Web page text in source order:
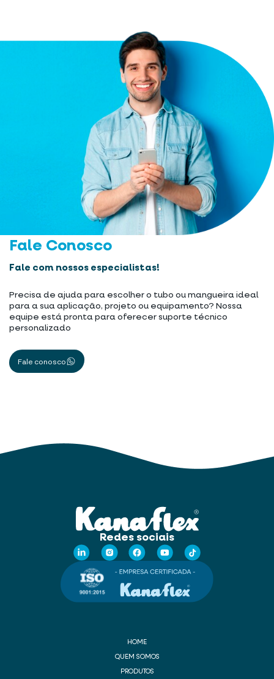
Fale Conosco
Fale com nossos especialistas!
Precisa de ajuda para escolher o tubo ou mangueira ideal
para a sua aplicação, projeto ou equipamento? Nossa
equipe está pronta para oferecer suporte técnico
personalizado
Fale conosco
Redes sociais
HOME
QUEM SOMOS
PRODUTOS